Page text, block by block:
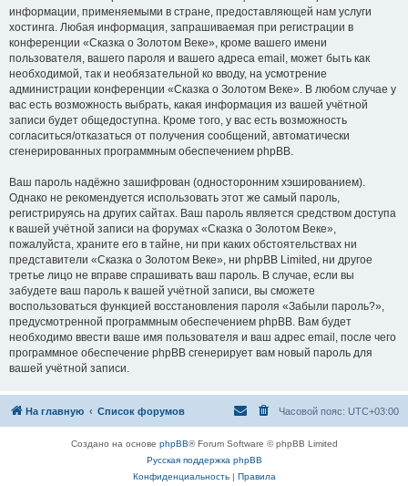
информации, применяемыми в стране, предоставляющей нам услуги
хостинга. Любая информация, запрашиваемая при регистрации в
конференции «Сказка о Золотом Веке», кроме вашего имени
пользователя, вашего пароля и вашего адреса email, может быть как
необходимой, так и необязательной ко вводу, на усмотрение
администрации конференции «Сказка о Золотом Веке». В любом случае у
вас есть возможность выбрать, какая информация из вашей учётной
записи будет общедоступна. Кроме того, у вас есть возможность
согласиться/отказаться от получения сообщений, автоматически
сгенерированных программным обеспечением phpBB.
Ваш пароль надёжно зашифрован (односторонним хэшированием).
Однако не рекомендуется использовать этот же самый пароль,
регистрируясь на других сайтах. Ваш пароль является средством доступа
к вашей учётной записи на форумах «Сказка о Золотом Веке»,
пожалуйста, храните его в тайне, ни при каких обстоятельствах ни
представители «Сказка о Золотом Веке», ни phpBB Limited, ни другое
третье лицо не вправе спрашивать ваш пароль. В случае, если вы
забудете ваш пароль к вашей учётной записи, вы сможете
воспользоваться функцией восстановления пароля «Забыли пароль?»,
предусмотренной программным обеспечением phpBB. Вам будет
необходимо ввести ваше имя пользователя и ваш адрес email, после чего
программное обеспечение phpBB сгенерирует вам новый пароль для
вашей учётной записи.
На главную Список форумов Часовой пояс: UTC+03:00
Создано на основе phpBB® Forum Software © phpBB Limited
Русская поддержка phpBB
Конфиденциальность| Правила